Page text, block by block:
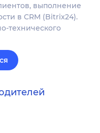
выполнение
в CRM (Bitrix24).
технического